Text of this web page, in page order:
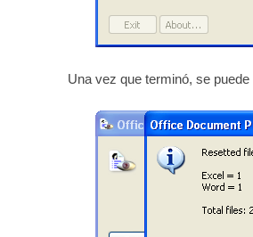
Una vez que terminó, se